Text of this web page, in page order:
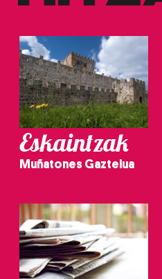
Eskaintzak
Muñatones Gaztelua